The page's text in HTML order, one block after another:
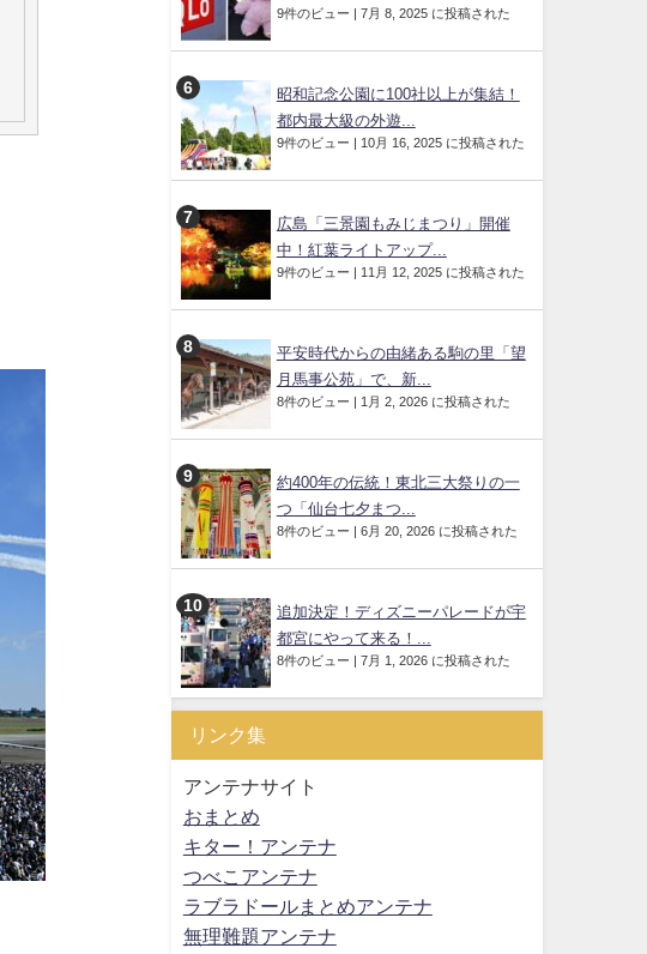
9件のビュー | 7月 8, 2025 に投稿された
昭和記念公園に100社以上が集結！
都内最大級の外遊...
9件のビュー | 10月 16, 2025 に投稿された
広島「三景園もみじまつり」開催
中！紅葉ライトアップ...
9件のビュー | 11月 12, 2025 に投稿された
平安時代からの由緒ある駒の里「望
月馬事公苑」で、新...
8件のビュー | 1月 2, 2026 に投稿された
約400年の伝統！東北三大祭りの一
つ「仙台七夕まつ...
8件のビュー | 6月 20, 2026 に投稿された
追加決定！ディズニーパレードが宇
都宮にやって来る！...
8件のビュー | 7月 1, 2026 に投稿された
リンク集
アンテナサイト
おまとめ
キター！アンテナ
つべこアンテナ
ラブラドールまとめアンテナ
無理難題アンテナ